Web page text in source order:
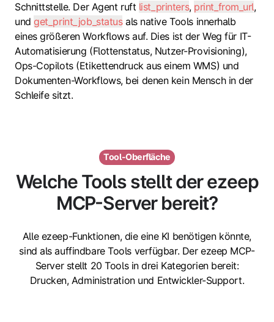
Schnittstelle. Der Agent ruft list_printers, print_from_url,
und get_print_job_statusals native Tools innerhalb
eines größeren Workflows auf. Dies ist der Weg für IT-
Automatisierung (Flottenstatus, Nutzer-Provisioning),
Ops-Copilots (Etikettendruck aus einem WMS) und
Dokumenten-Workflows, bei denen kein Mensch in der
Schleife sitzt.
Tool-Oberfläche
Welche Tools stellt der ezeep
MCP-Server bereit?
Alle ezeep-Funktionen, die eine KI benötigen könnte,
sind als auffindbare Tools verfügbar. Der ezeep MCP-
Server stellt 20 Tools in drei Kategorien bereit:
Drucken, Administration und Entwickler-Support.